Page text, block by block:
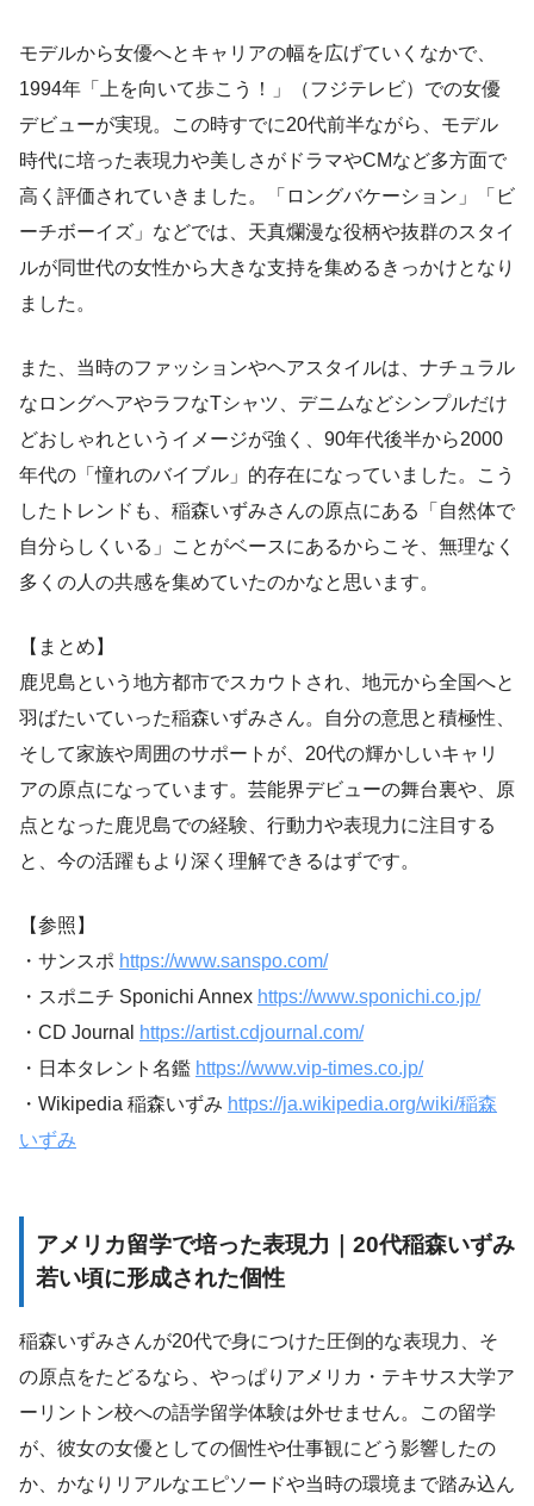
モデルから女優へとキャリアの幅を広げていくなかで、
1994年「上を向いて歩こう！」（フジテレビ）での女優
デビューが実現。この時すでに20代前半ながら、モデル
時代に培った表現力や美しさがドラマやCMなど多方面で
高く評価されていきました。「ロングバケーション」「ビ
ーチボーイズ」などでは、天真爛漫な役柄や抜群のスタイ
ルが同世代の女性から大きな支持を集めるきっかけとなり
ました。
また、当時のファッションやヘアスタイルは、ナチュラル
なロングヘアやラフなTシャツ、デニムなどシンプルだけ
どおしゃれというイメージが強く、90年代後半から2000
年代の「憧れのバイブル」的存在になっていました。こう
したトレンドも、稲森いずみさんの原点にある「自然体で
自分らしくいる」ことがベースにあるからこそ、無理なく
多くの人の共感を集めていたのかなと思います。
【まとめ】
鹿児島という地方都市でスカウトされ、地元から全国へと
羽ばたいていった稲森いずみさん。自分の意思と積極性、
そして家族や周囲のサポートが、20代の輝かしいキャリ
アの原点になっています。芸能界デビューの舞台裏や、原
点となった鹿児島での経験、行動力や表現力に注目する
と、今の活躍もより深く理解できるはずです。
【参照】
・サンスポ https://www.sanspo.com/
・スポニチ Sponichi Annex https://www.sponichi.co.jp/
・CD Journal
https://artist.cdjournal.com/
・日本タレント名鑑 https://www.vip-times.co.jp/
・Wikipedia 稲森いずみ https://ja.wikipedia.org/wiki/稲森
いずみ
アメリカ留学で培った表現力｜20代稲森いずみ
若い頃に形成された個性
稲森いずみさんが20代で身につけた圧倒的な表現力、そ
の原点をたどるなら、やっぱりアメリカ・テキサス大学ア
ーリントン校への語学留学体験は外せません。この留学
が、彼女の女優としての個性や仕事観にどう影響したの
か、かなりリアルなエピソードや当時の環境まで踏み込ん